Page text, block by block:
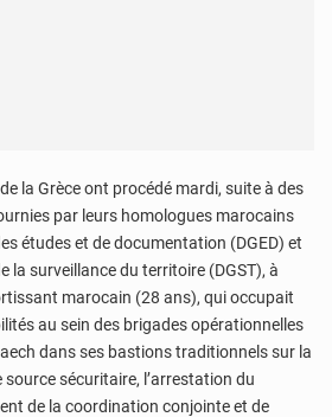
la Grèce ont procédé mardi, suite à des
par leurs homologues marocains
études et de documentation (DGED) et
la surveillance du territoire (DGST), à
marocain (28 ans), qui occupait
au sein des brigades opérationnelles
dans ses bastions traditionnels sur la
source sécuritaire, l’arrestation du
de la coordination conjointe et de